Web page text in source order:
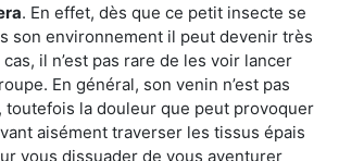
. En effet, dès que ce petit insecte se
son environnement il peut devenir très
il n’est pas rare de les voir lancer
En général, son venin n’est pas
toutefois la douleur que peut provoquer
aisément traverser les tissus épais
vous dissuader de vous aventurer